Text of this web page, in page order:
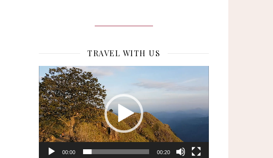
TRAVEL WITH US
Lecteur
vidéo
00:00 00:20